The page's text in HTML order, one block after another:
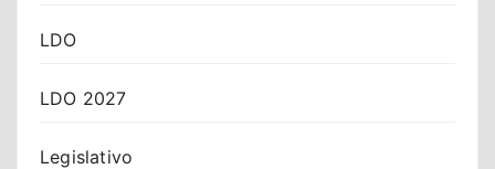
LDO
LDO 2027
Legislativo